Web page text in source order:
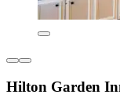
Hilton Garden